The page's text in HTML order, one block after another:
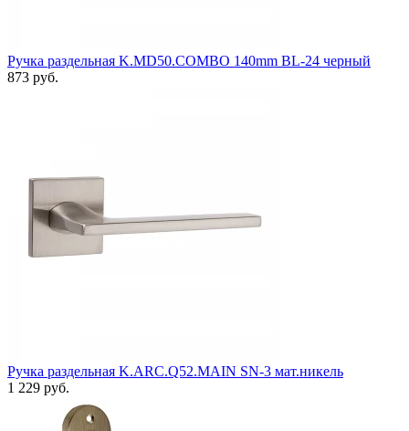
Ручка раздельная K.MD50.COMBO 140mm BL-24 черный
873 руб.
Ручка раздельная K.ARC.Q52.MAIN SN-3 мат.никель
1 229 руб.